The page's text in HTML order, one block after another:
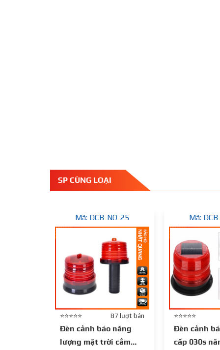
SP CÙNG LOẠI
Mã: DCB-NQ-25
⭐⭐⭐⭐⭐ 87 lượt bán
Đèn cảnh báo năng
lượng mặt trời cắm
Mã:
⭐⭐⭐⭐⭐
Đèn cảnh
cấp 030s